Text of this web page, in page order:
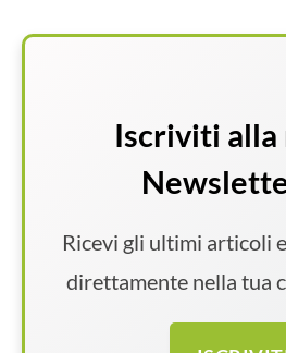
Iscriviti alla
Ricevi gli ultimi articoli
direttamente nella tua